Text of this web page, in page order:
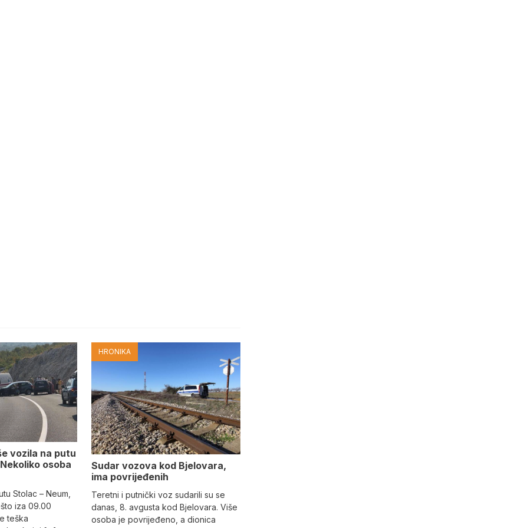
vozila na putu
osoba
Stolac – Neum,
iza 09.00
teška
HRONIKA
Sudar vozova kod Bjelovara,
ima povrijeđenih
Teretni i putnički voz sudarili su se
danas, 8. avgusta kod Bjelovara. Više
osoba je povrijeđeno, a dionica